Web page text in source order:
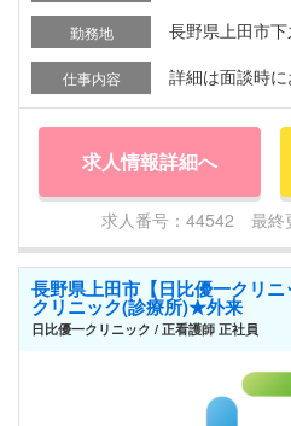
勤務地 長野県上田市
仕事内容 詳細は面談時に
求人情報詳細へ
求人番号：44542 最終
長野県上田市【日比優一クリニ
クリニック(診療所)★外来
日比優一クリニック / 正看護師 正社員